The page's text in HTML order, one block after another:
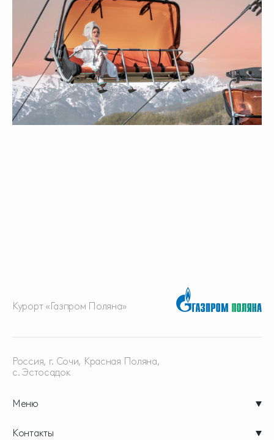
Курорт «Газпром Поляна»
Меню
Россия, г. Сочи, Красная Поляна,
с. Эстосадок
Контакты